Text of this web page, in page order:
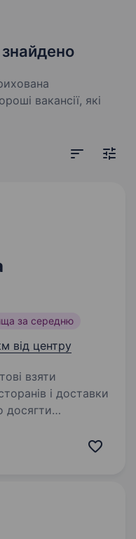
вакансії, які
за середню
від центру
взяти
досягти
великих